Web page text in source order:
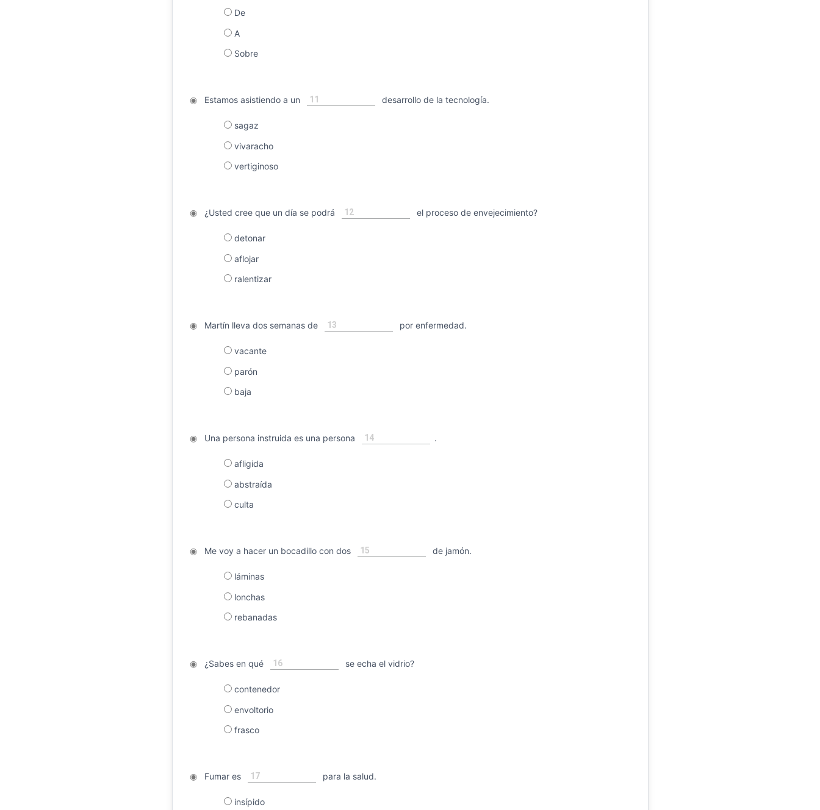
De
A
Sobre
◉Estamos asistiendo a un 11 desarrollo de la tecnología.
sagaz
vivaracho
vertiginoso
◉¿Usted cree que un día se podrá 12 el proceso de envejecimiento?
detonar
aflojar
ralentizar
◉Martín lleva dos semanas de 13 por enfermedad.
vacante
parón
baja
◉Una persona instruida es una persona 14 .
afligida
abstraída
culta
◉Me voy a hacer un bocadillo con dos 15 de jamón.
láminas
lonchas
rebanadas
◉¿Sabes en qué 16 se echa el vidrio?
contenedor
envoltorio
frasco
◉Fumar es 17 para la salud.
insípido